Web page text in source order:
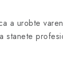
a urobte
stanete